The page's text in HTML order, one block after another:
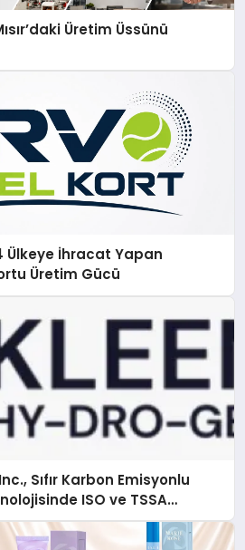
Üretim Üssünü
Ülkeye İhracat Yapan
Üretim Gücü
Sıfır Karbon Emisyonlu
ISO ve TSSA
Aldı